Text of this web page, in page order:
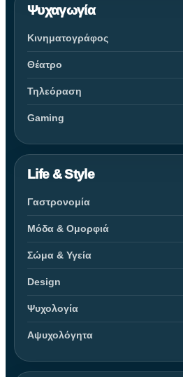
Ψυχαγωγία
Κινηματογράφος
Θέατρο
Τηλεόραση
Gaming
Life & Style
Γαστρονομία
Μόδα & Ομορφιά
Σώμα & Υγεία
Design
Ψυχολογία
Αψυχολόγητα